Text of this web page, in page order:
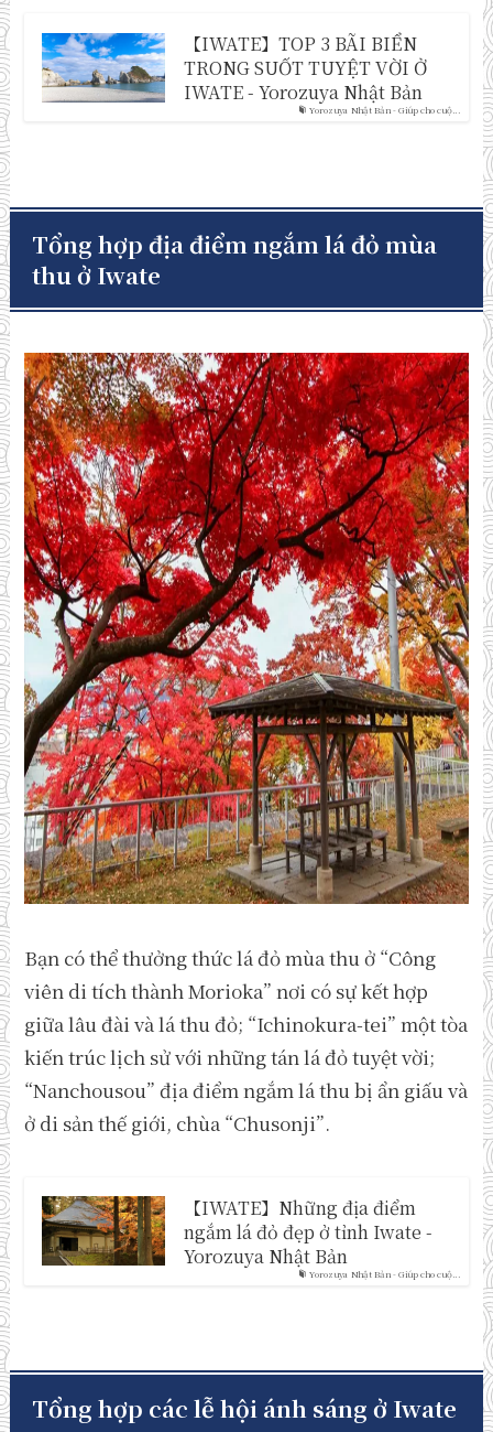
Yorozuya Nhật Bản - Giúp cho cuộ...
【IWATE】TOP 3 BÃI BIỂN
TRONG SUỐT TUYỆT VỜI Ở
IWATE - Yorozuya Nhật Bản
Tổng hợp địa điểm ngắm lá đỏ mùa
thu ở Iwate
Bạn có thể thưởng thức lá đỏ mùa thu ở “Công
viên di tích thành Morioka” nơi có sự kết hợp
giữa lâu đài và lá thu đỏ; “Ichinokura-tei” một tòa
kiến trúc lịch sử với những tán lá đỏ tuyệt vời;
“Nanchousou” địa điểm ngắm lá thu bị ẩn giấu và
ở di sản thế giới, chùa “Chusonji”.
Yorozuya Nhật Bản - Giúp cho cuộ...
【IWATE】Những địa điểm
ngắm lá đỏ đẹp ở tỉnh Iwate -
Yorozuya Nhật Bản
Tổng hợp các lễ hội ánh sáng ở Iwate